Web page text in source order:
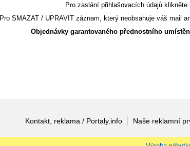
Pro zaslání přihlašovacích údajů klikněte
Pro SMAZAT / UPRAVIT záznam, který neobsahuje váš mail
Objednávky garantovaného přednostního
Kontakt, reklama / Portaly.info Naše reklamní